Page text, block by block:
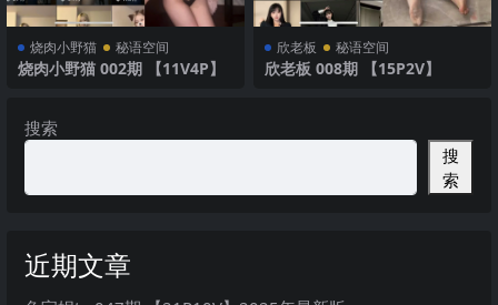
烧肉小野猫 秘语空间
烧肉小野猫 002期 【11V4P】
欣老板 秘语空间
欣老板 008期 【15P2V】
搜索
搜
索
近期文章